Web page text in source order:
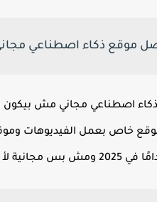
موقع ذكاء اصطناعي
اصطناعي مجاني مش بيكون
خاص بعمل الفيديوهات
الخدمات المدفوعة بقوة.